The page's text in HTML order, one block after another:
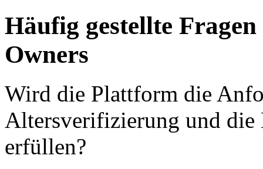
Häufig gestellte
Owners
Wird die Plattform die
Altersverifizierung und die
erfüllen?